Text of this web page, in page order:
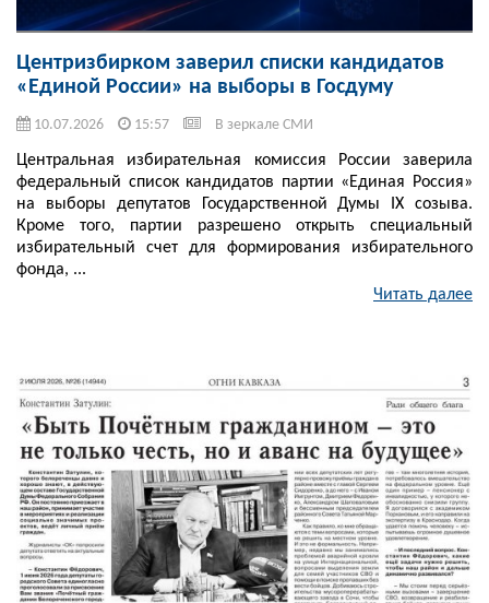
Центризбирком заверил списки кандидатов
«Единой России» на выборы в Госдуму
10.07.2026 15:57 В зеркале СМИ
Центральная избирательная комиссия России заверила
федеральный список кандидатов партии «Единая Россия»
на выборы депутатов Государственной Думы IX созыва.
Кроме того, партии разрешено открыть специальный
избирательный счет для формирования избирательного
фонда, ...
Читать далее